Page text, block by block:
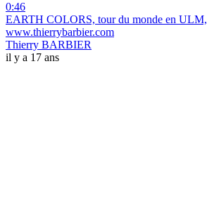
0:46
EARTH COLORS, tour du monde en ULM,
www.thierrybarbier.com
Thierry BARBIER
il y a 17 ans